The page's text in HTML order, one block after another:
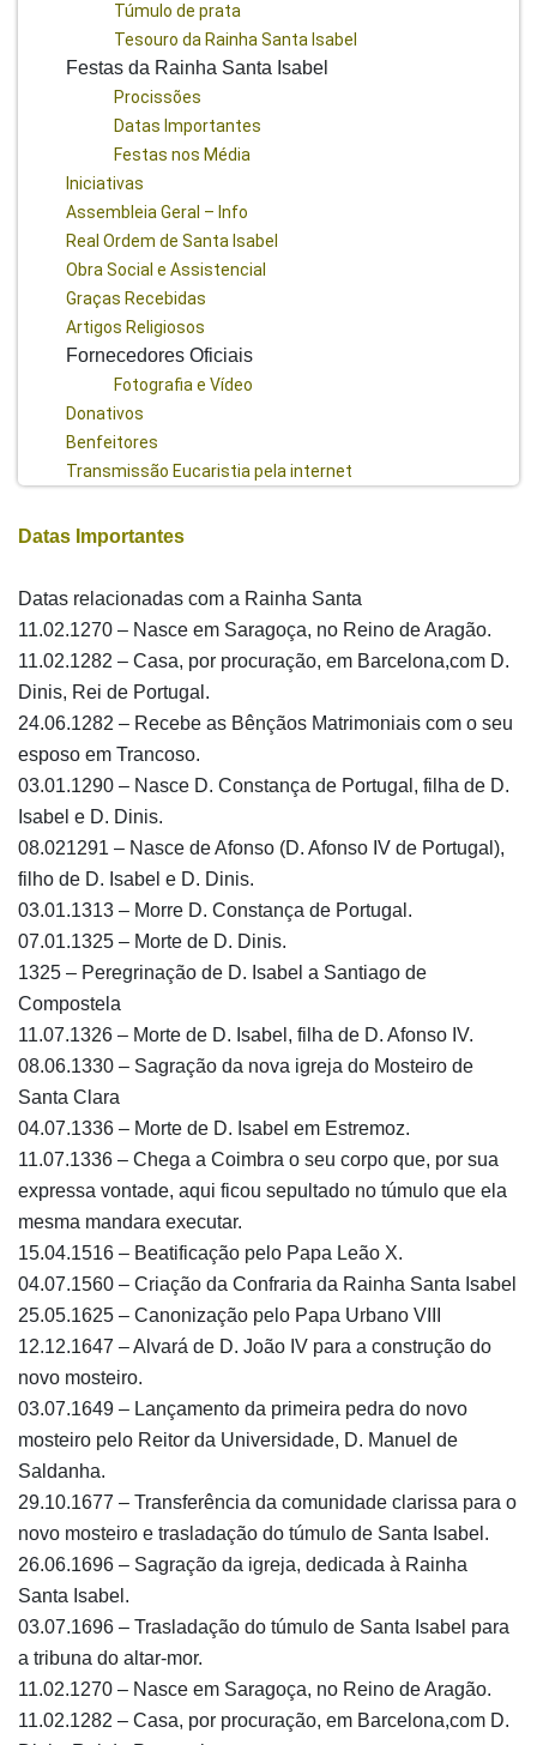
Túmulo de prata
Tesouro da Rainha Santa Isabel
Festas da Rainha Santa Isabel
Procissões
Datas Importantes
Festas nos Média
Iniciativas
Assembleia Geral – Info
Real Ordem de Santa Isabel
Obra Social e Assistencial
Graças Recebidas
Artigos Religiosos
Fornecedores Oficiais
Fotografia e Vídeo
Donativos
Benfeitores
Transmissão Eucaristia pela internet
Datas Importantes
Datas relacionadas com a Rainha Santa
11.02.1270 – Nasce em Saragoça, no Reino de Aragão.
11.02.1282 – Casa, por procuração, em Barcelona,com D.
Dinis, Rei de Portugal.
24.06.1282 – Recebe as Bênçãos Matrimoniais com o seu
esposo em Trancoso.
03.01.1290 – Nasce D. Constança de Portugal, filha de D.
Isabel e D. Dinis.
08.021291 – Nasce de Afonso (D. Afonso IV de Portugal),
filho de D. Isabel e D. Dinis.
03.01.1313 – Morre D. Constança de Portugal.
07.01.1325 – Morte de D. Dinis.
1325 – Peregrinação de D. Isabel a Santiago de
Compostela
11.07.1326 – Morte de D. Isabel, filha de D. Afonso IV.
08.06.1330 – Sagração da nova igreja do Mosteiro de
Santa Clara
04.07.1336 – Morte de D. Isabel em Estremoz.
11.07.1336 – Chega a Coimbra o seu corpo que, por sua
expressa vontade, aqui ficou sepultado no túmulo que ela
mesma mandara executar.
15.04.1516 – Beatificação pelo Papa Leão X.
04.07.1560 – Criação da Confraria da Rainha Santa Isabel
25.05.1625 – Canonização pelo Papa Urbano VIII
12.12.1647 – Alvará de D. João IV para a construção do
novo mosteiro.
03.07.1649 – Lançamento da primeira pedra do novo
mosteiro pelo Reitor da Universidade, D. Manuel de
Saldanha.
29.10.1677 – Transferência da comunidade clarissa para o
novo mosteiro e trasladação do túmulo de Santa Isabel.
26.06.1696 – Sagração da igreja, dedicada à Rainha
Santa Isabel.
03.07.1696 – Trasladação do túmulo de Santa Isabel para
a tribuna do altar-mor.
11.02.1270 – Nasce em Saragoça, no Reino de Aragão.
11.02.1282 – Casa, por procuração, em Barcelona,com D.